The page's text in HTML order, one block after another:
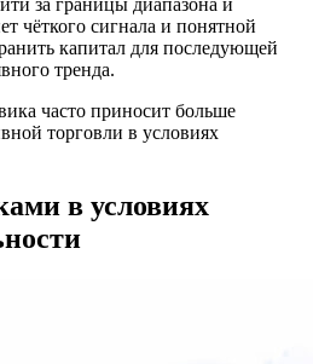
за границы диапазона и
чёткого сигнала и понятной
капитал для последующей
тренда.
часто приносит больше
торговли в условиях
в условиях